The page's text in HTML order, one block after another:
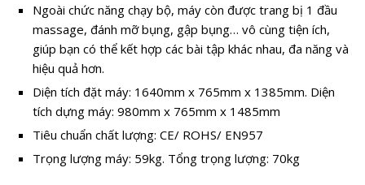
Ngoài chức năng chạy bộ, máy còn được trang bị 1 đầu
massage, đánh mỡ bụng, gập bụng… vô cùng tiện ích,
giúp bạn có thể kết hợp các bài tập khác nhau, đa năng và
hiệu quả hơn.
Diện tích đặt máy: 1640mm x 765mm x 1385mm. Diện
tích dựng máy: 980mm x 765mm x 1485mm
Tiêu chuẩn chất lượng: CE/ ROHS/ EN957
Trọng lượng máy: 59kg. Tổng trọng lượng: 70kg